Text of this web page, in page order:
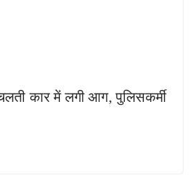
कार में लगी आग, पुलिसकर्मी